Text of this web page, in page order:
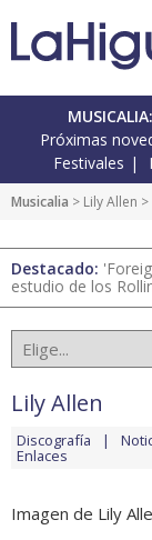
MUSICALIA:
Próximas
Festivales
Musicalia > Lily Allen >
Destacado:
estudio de los
Lily Allen
Discografía
Enlaces
Imagen de Lily